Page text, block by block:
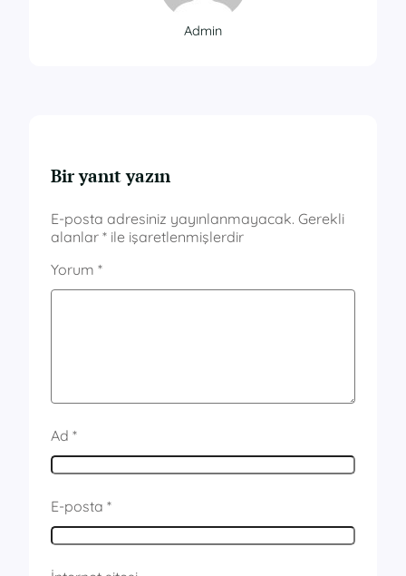
Admin
Bir yanıt yazın
E-posta adresiniz yayınlanmayacak. Gerekli
alanlar * ile işaretlenmişlerdir
Yorum *
Ad *
E-posta *